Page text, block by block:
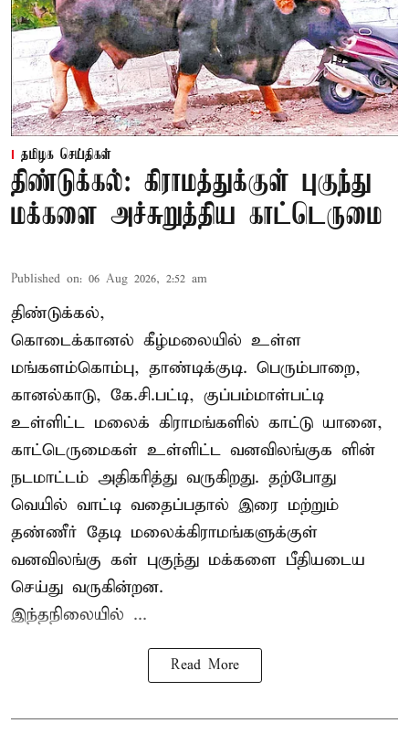
தமிழக செய்திகள்
திண்டுக்கல்: கிராமத்துக்குள் புகுந்து
மக்களை அச்சுறுத்திய காட்டெருமை
Published on: 06 Aug 2026, 2:52 am
திண்டுக்கல்,
கொடைக்கானல் கீழ்மலையில் உள்ள
மங்களம்கொம்பு, தாண்டிக்குடி. பெரும்பாறை,
கானல்காடு, கே.சி.பட்டி, குப்பம்மாள்பட்டி
உள்ளிட்ட மலைக் கிராமங்களில் காட்டு யானை,
காட்டெருமைகள் உள்ளிட்ட வனவிலங்குக ளின்
நடமாட்டம் அதிகரித்து வருகிறது. தற்போது
வெயில் வாட்டி வதைப்பதால் இரை மற்றும்
தண்ணீர் தேடி மலைக்கிராமங்களுக்குள்
வனவிலங்கு கள் புகுந்து மக்களை பீதியடைய
செய்து வருகின்றன.
இந்தநிலையில் ...
Read More